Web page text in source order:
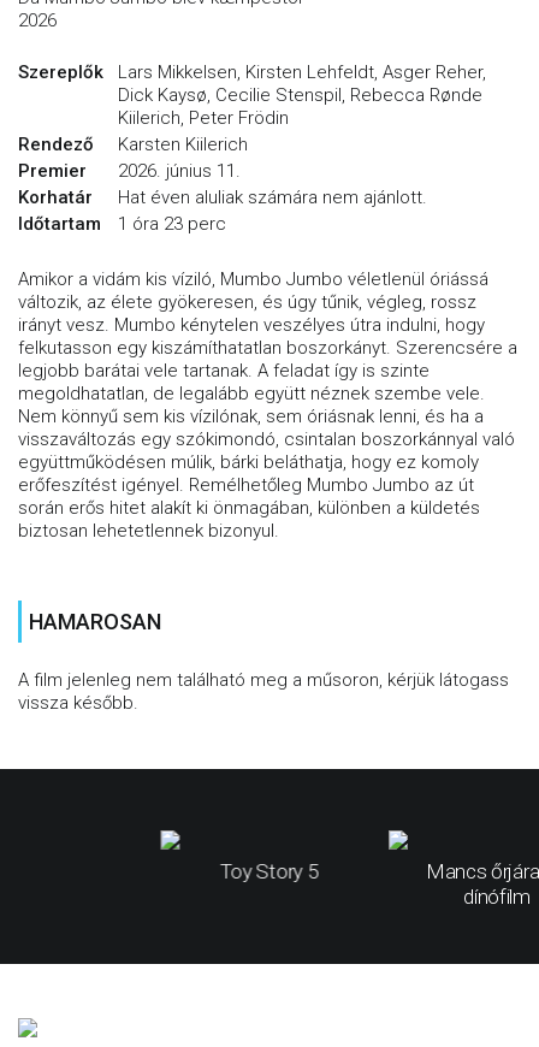
2026
Szereplők
Lars Mikkelsen, Kirsten Lehfeldt, Asger Reher,
Dick Kaysø, Cecilie Stenspil, Rebecca Rønde
Kiilerich, Peter Frödin
Rendező
Karsten Kiilerich
Premier
2026. június 11.
Korhatár
Hat éven aluliak számára nem ajánlott.
Időtartam
1 óra 23 perc
Amikor a vidám kis víziló, Mumbo Jumbo véletlenül óriássá
változik, az élete gyökeresen, és úgy tűnik, végleg, rossz
irányt vesz. Mumbo kénytelen veszélyes útra indulni, hogy
felkutasson egy kiszámíthatatlan boszorkányt. Szerencsére a
legjobb barátai vele tartanak. A feladat így is szinte
megoldhatatlan, de legalább együtt néznek szembe vele.
Nem könnyű sem kis vízilónak, sem óriásnak lenni, és ha a
visszaváltozás egy szókimondó, csintalan boszorkánnyal való
együttműködésen múlik, bárki beláthatja, hogy ez komoly
erőfeszítést igényel. Remélhetőleg Mumbo Jumbo az út
során erős hitet alakít ki önmagában, különben a küldetés
biztosan lehetetlennek bizonyul.
HAMAROSAN
A film jelenleg nem található meg a műsoron, kérjük látogass
vissza később.
Toy Story 5
Mancs
dínófilm